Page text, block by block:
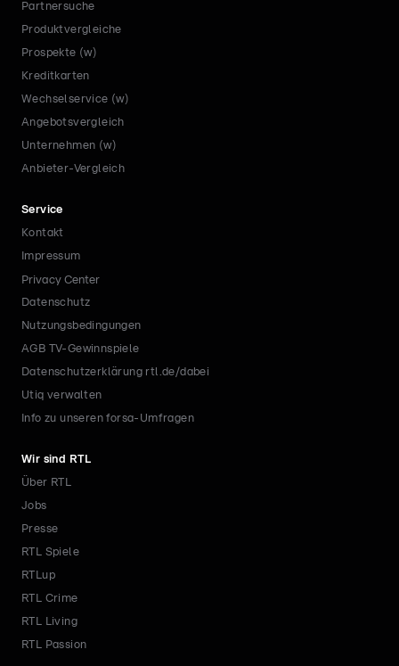
Partnersuche
Produktvergleiche
Prospekte (w)
Kreditkarten
Wechselservice (w)
Angebotsvergleich
Unternehmen (w)
Anbieter-Vergleich
Service
Kontakt
Impressum
Privacy Center
Datenschutz
Nutzungsbedingungen
AGB TV-Gewinnspiele
Datenschutzerklärung rtl.de/dabei
Utiq verwalten
Info zu unseren forsa-Umfragen
Wir sind RTL
Über RTL
Jobs
Presse
RTL Spiele
RTLup
RTL Crime
RTL Living
RTL Passion